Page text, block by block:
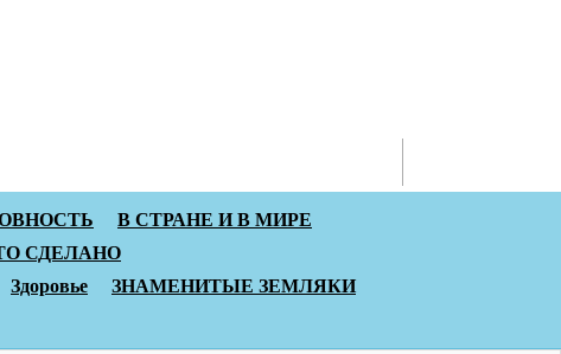
В СТРАНЕ И В МИРЕ
СДЕЛАНО
Здоровье
ЗНАМЕНИТЫЕ ЗЕМЛЯКИ